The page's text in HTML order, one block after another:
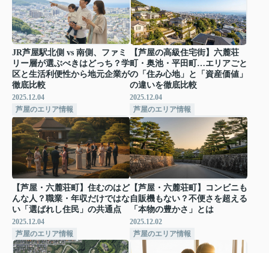
JR芦屋駅北側 vs 南側、ファミ
リー層が選ぶべきはどっち？学
区と生活利便性から地元企業が
徹底比較
2025.12.04
芦屋のエリア情報
【芦屋の高級住宅街】六麓荘
町・奥池・平田町…エリアごと
の「住み心地」と「資産価値」
の違いを徹底比較
2025.12.04
芦屋のエリア情報
【芦屋・六麓荘町】住むのはど
んな人？職業・年収だけではな
い「選ばれし住民」の共通点
2025.12.04
芦屋のエリア情報
【芦屋・六麓荘町】コンビニも
自販機もない？不便さを超える
「本物の豊かさ」とは
2025.12.02
芦屋のエリア情報